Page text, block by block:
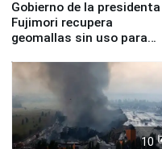
Gobierno de la presidenta
Fujimori recupera
geomallas sin uso para
Fenómeno El Niño
10